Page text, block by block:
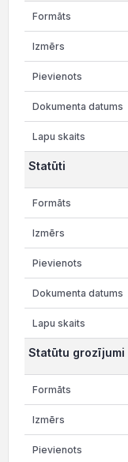
Statūti
Statūtu grozījumi